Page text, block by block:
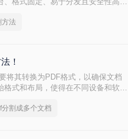
。
方法
！
将其转换为PDF格式，以确保文档
式和布局，使得在不同设备和软件
分割成多个文档